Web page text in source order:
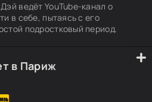
ведёт YouTube-канал о
в себе, пытаясь с его
подростковый период.
в Париж